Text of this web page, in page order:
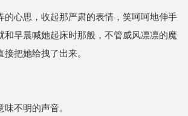
的心思，收起那严肃的表情，笑呵呵地伸手
和早晨喊她起床时那般，不管威风凛凛的魔
把她给拽了出来。
不明的声音。